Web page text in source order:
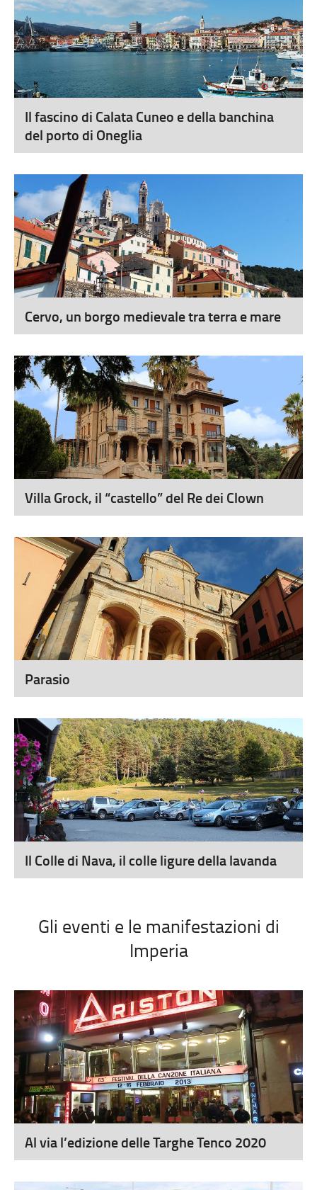
Il fascino di Calata Cuneo e della banchina
del porto di Oneglia
Cervo, un borgo medievale tra terra e mare
Villa Grock, il “castello” del Re dei Clown
Parasio
Il Colle di Nava, il colle ligure della lavanda
Gli eventi e le manifestazioni di
Imperia
Al via l’edizione delle Targhe Tenco 2020